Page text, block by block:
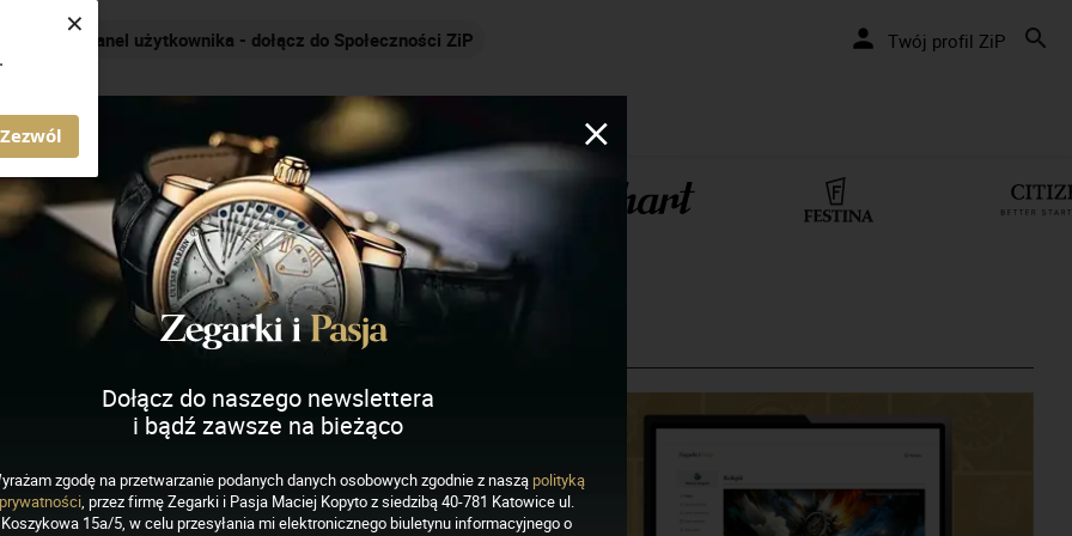
Zezwól
× Nakręcamy pozytywnie... cały czas! Twój profil ZiP
ZEGARKI I PASJA
Pilot French Air
Dołącz do naszego newslettera
i bądź zawsze na bieżąco
zgodę na przetwarzanie podanych danych osobowych zgodnie z naszą polityką
prywatności, przez firmę Zegarki i Pasja Maciej Kopyto z siedzibą 40-781 Katowice ul.
Koszykowa 15a/5, w celu przesyłania mi elektronicznego biuletynu informacyjnego o